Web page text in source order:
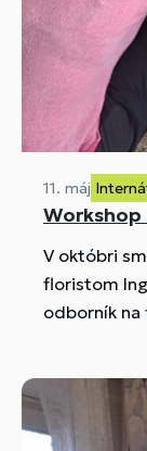
11. máj
V októbri
floristom
odborník na
téma